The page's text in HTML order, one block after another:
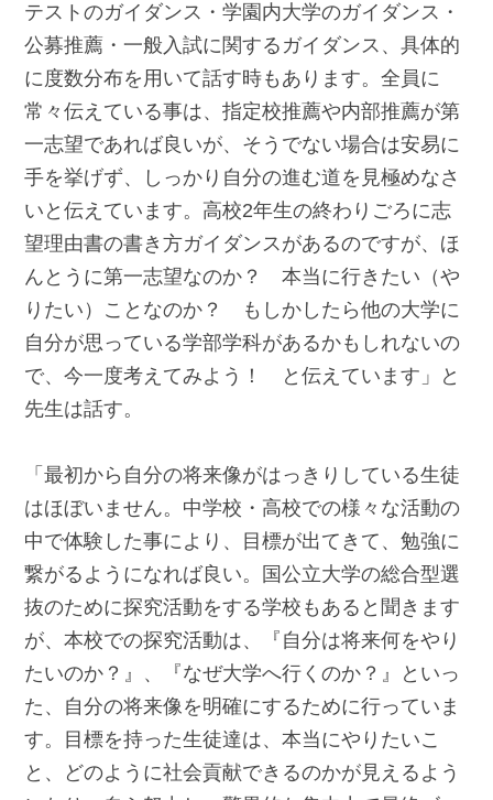
テストのガイダンス・学園内大学のガイダンス・
公募推薦・一般入試に関するガイダンス、具体的
に度数分布を用いて話す時もあります。全員に
常々伝えている事は、指定校推薦や内部推薦が第
一志望であれば良いが、そうでない場合は安易に
手を挙げず、しっかり自分の進む道を見極めなさ
いと伝えています。高校2年生の終わりごろに志
望理由書の書き方ガイダンスがあるのですが、ほ
んとうに第一志望なのか？ 本当に行きたい（や
りたい）ことなのか？ もしかしたら他の大学に
自分が思っている学部学科があるかもしれないの
で、今一度考えてみよう！ と伝えています」と
先生は話す。
「最初から自分の将来像がはっきりしている生徒
はほぼいません。中学校・高校での様々な活動の
中で体験した事により、目標が出てきて、勉強に
繋がるようになれば良い。国公立大学の総合型選
抜のために探究活動をする学校もあると聞きます
が、本校での探究活動は、『自分は将来何をやり
たいのか？』、『なぜ大学へ行くのか？』といっ
た、自分の将来像を明確にするために行っていま
す。目標を持った生徒達は、本当にやりたいこ
と、どのように社会貢献できるのかが見えるよう